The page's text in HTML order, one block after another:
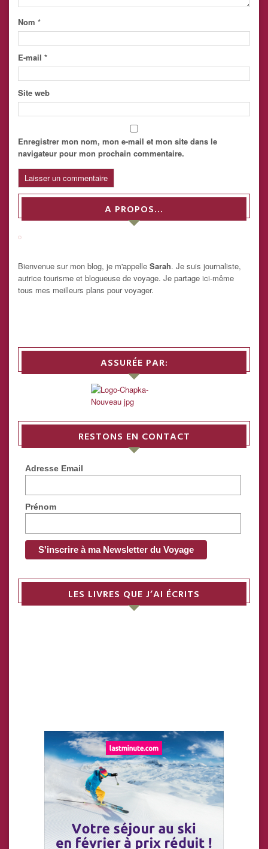
Nom *
E-mail *
Site web
Enregistrer mon nom, mon e-mail et mon site dans le
navigateur pour mon prochain commentaire.
A PROPOS…
Bienvenue sur mon blog, je m'appelle Sarah. Je suis journaliste,
autrice tourisme et blogueuse de voyage. Je partage ici-même
tous mes meilleurs plans pour voyager.
ASSURÉE PAR:
RESTONS EN CONTACT
Adresse Email
Prénom
LES LIVRES QUE J’AI ÉCRITS